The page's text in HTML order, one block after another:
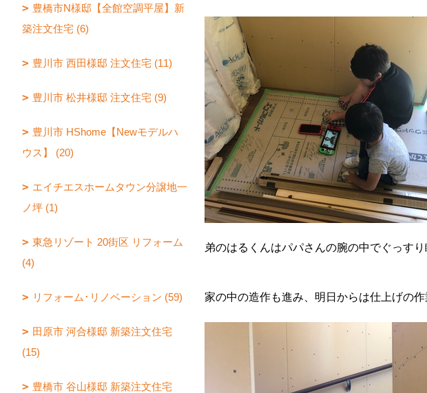
弟のはるくんはパパさんの腕の中でぐっすり
家の中の造作も進み、明日からは仕上げの作
豊橋市N様邸【全館空調平屋】新
築注文住宅 (6)
豊川市 西田様邸 注文住宅 (11)
豊川市 松井様邸 注文住宅 (9)
豊川市 HShome【Newモデルハ
ウス】 (20)
エイチエスホームタウン分譲地一
ノ坪 (1)
東急リゾート 20街区 リフォーム
(4)
リフォーム･リノベーション (59)
田原市 河合様邸 新築注文住宅
(15)
豊橋市 谷山様邸 新築注文住宅